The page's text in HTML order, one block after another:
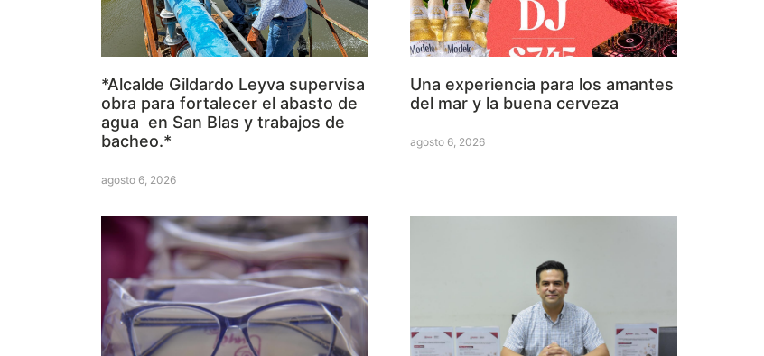
*Alcalde Gildardo Leyva supervisa
obra para fortalecer el abasto de
agua en San Blas y trabajos de
bacheo.*
agosto 6, 2026
Una experiencia para los amantes
del mar y la buena cerveza
agosto 6, 2026